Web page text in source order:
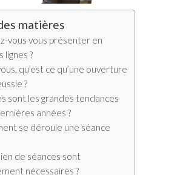
matières
vous vous présenter en
lignes ?
qu’est ce qu’une ouverture
?
sont les grandes tendances
années ?
se déroule une séance
de séances sont
nécessaires ?